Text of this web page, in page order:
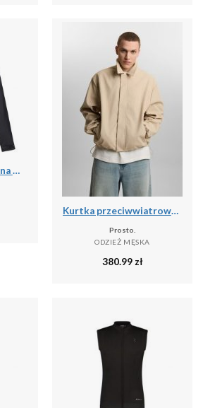
Kurtka Wodoodporna Męska Sterlings IV
Kurtka przeciwwiatrowa męska Prosto Splash
Prosto.
ODZIEŻ MĘSKA
380.99 zł